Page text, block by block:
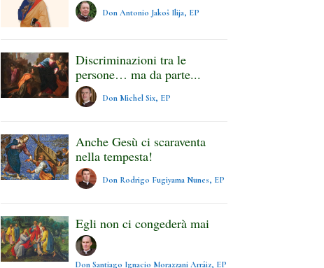
Don Antonio Jakoš Ilija, EP
Discriminazioni tra le
persone… ma da parte...
Don Michel Six, EP
Anche Gesù ci scaraventa
nella tempesta!
Don Rodrigo Fugiyama Nunes, EP
Egli non ci congederà mai
Don Santiago Ignacio Morazzani Arráiz, EP